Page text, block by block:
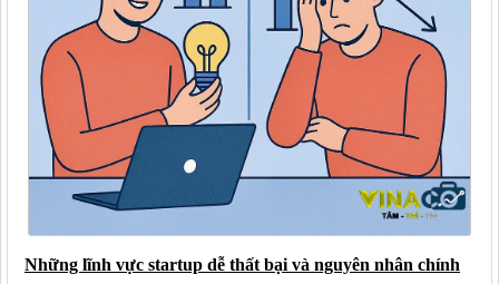
Những lĩnh vực startup dễ thất bại và nguyên nhân chính